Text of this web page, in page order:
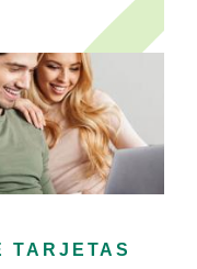
TARJETAS